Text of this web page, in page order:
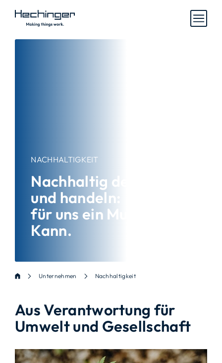
NACHHALTIGKEIT
Nachhaltig denken
und handeln:
für uns ein Muss – kein
Kann.
Unternehmen Nachhaltigkeit
Aus Verantwortung für
Umwelt und Gesellschaft